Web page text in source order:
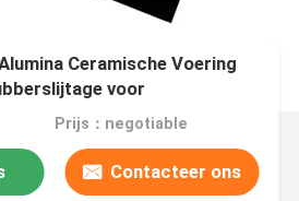
Ceramische Voering
voor
Prijs：negotiable
Contacteer ons